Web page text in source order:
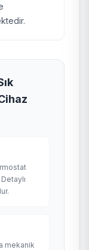
mekanik